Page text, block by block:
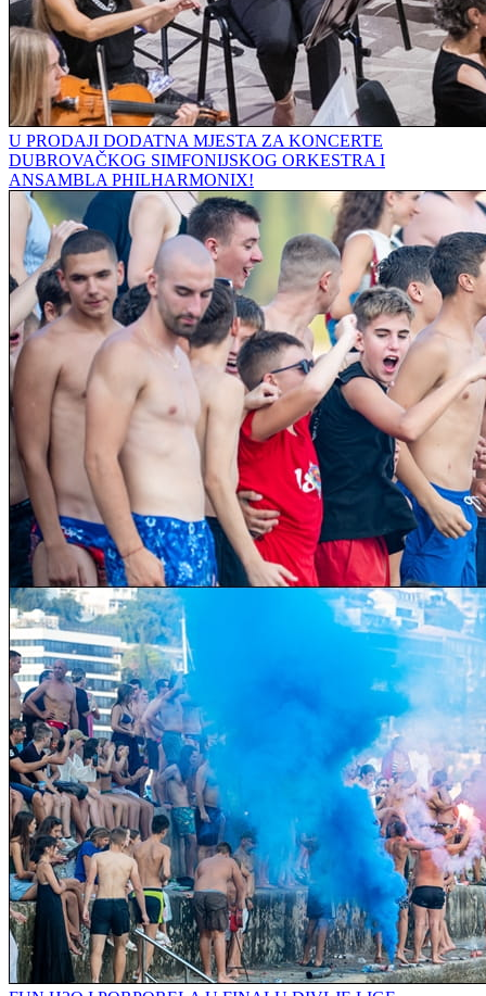
U PRODAJI DODATNA MJESTA ZA KONCERTE
DUBROVAČKOG SIMFONIJSKOG ORKESTRA I
ANSAMBLA PHILHARMONIX!